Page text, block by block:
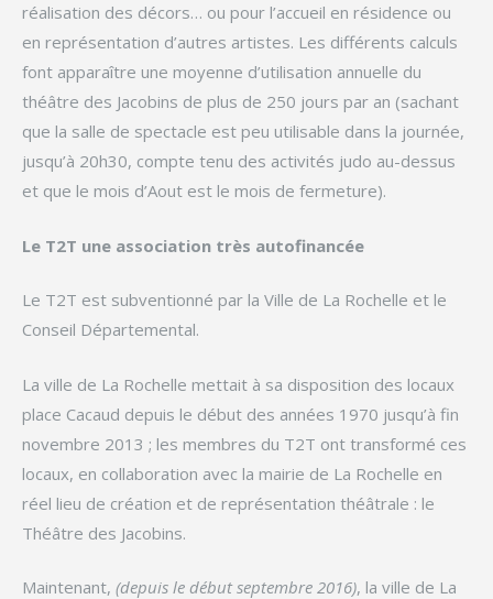
réalisation des décors… ou pour l’accueil en résidence ou
en représentation d’autres artistes. Les différents calculs
font apparaître une moyenne d’utilisation annuelle du
théâtre des Jacobins de plus de 250 jours par an (sachant
que la salle de spectacle est peu utilisable dans la journée,
jusqu’à 20h30, compte tenu des activités judo au-dessus
et que le mois d’Aout est le mois de fermeture).
Le T2T une association très autofinancée
Le T2T est subventionné par la Ville de La Rochelle et le
Conseil Départemental.
La ville de La Rochelle mettait à sa disposition des locaux
place Cacaud depuis le début des années 1970 jusqu’à fin
novembre 2013 ; les membres du T2T ont transformé ces
locaux, en collaboration avec la mairie de La Rochelle en
réel lieu de création et de représentation théâtrale : le
Théâtre des Jacobins.
Maintenant, (depuis le début septembre 2016), la ville de La